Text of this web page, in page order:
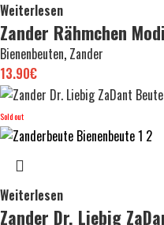
Weiterlesen
Zander Rähmchen
Bienenbeuten, Zander
13.90€
Sold out
Weiterlesen
Zander Dr. Liebig